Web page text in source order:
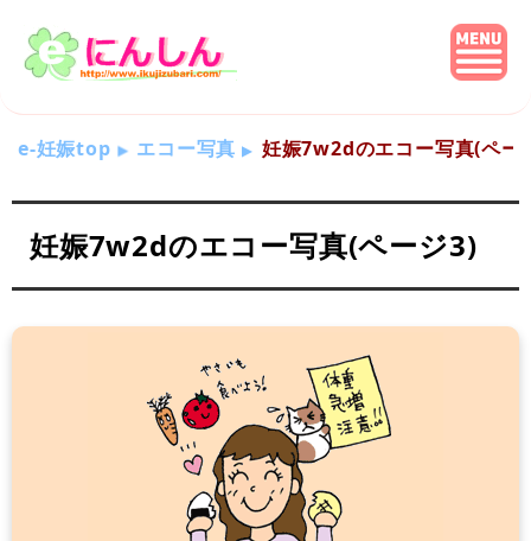
e-妊娠top エコー写真 妊娠7w2dのエコー写真(ペー
妊娠7w2dのエコー写真(ページ3)